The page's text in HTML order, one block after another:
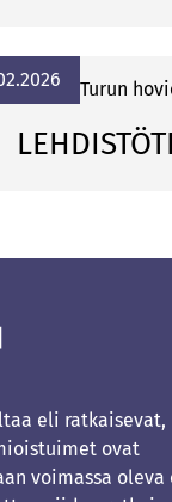
Turun
eli ratkaisevat,
ovat
voimassa oleva